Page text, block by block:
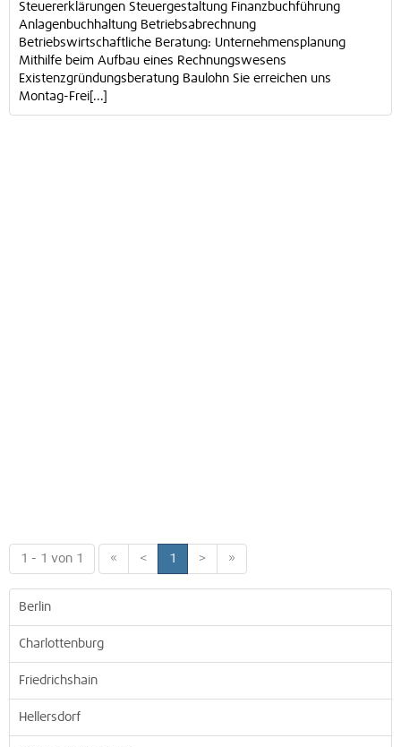
Steuererklärungen Steuergestaltung Finanzbuchführung
Anlagenbuchhaltung Betriebsabrechnung
Betriebswirtschaftliche Beratung: Unternehmensplanung
Mithilfe beim Aufbau eines Rechnungswesens
Existenzgründungsberatung Baulohn Sie erreichen uns
Montag-Frei[...]
1 - 1 von 1 « < 1 > »
Berlin
Charlottenburg
Friedrichshain
Hellersdorf